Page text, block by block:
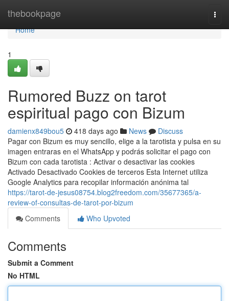
thebookpage
Home
Home
1
Rumored Buzz on tarot
espiritual pago con Bizum
damienx849bou5 418 days ago News
Discuss
Pagar con Bizum es muy sencillo, elige a la tarotista y pulsa en su
imagen entraras en el WhatsApp y podrás solicitar el pago con
Bizum con cada tarotista : Activar o desactivar las cookies
Activado Desactivado Cookies de terceros Esta Internet utiliza
Google Analytics para recopilar información anónima tal
https://tarot-de-jesus08754.blog2freedom.com/35677365/a-
review-of-consultas-de-tarot-por-bizum
Comments
Who Upvoted
Comments
Submit a Comment
No HTML